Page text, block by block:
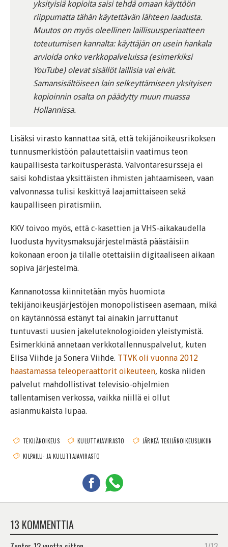
yksityisiä kopioita saisi tehdä omaan käyttöön
riippumatta tähän käytettävän lähteen laadusta.
Muutos on myös oleellinen laillisuusperiaatteen
toteutumisen kannalta: käyttäjän on usein hankala
arvioida onko verkkopalveluissa (esimerkiksi
YouTube) olevat sisällöt laillisia vai eivät.
Samansisältöiseen lain selkeyttämiseen yksityisen
kopioinnin osalta on päädytty muun muassa
Hollannissa.
Lisäksi virasto kannattaa sitä, että tekijänoikeusrikoksen
tunnusmerkistöön palautettaisiin vaatimus teon
kaupallisesta tarkoitusperästä. Valvontaresursseja ei
saisi kohdistaa yksittäisten ihmisten jahtaamiseen, vaan
valvonnassa tulisi keskittyä laajamittaiseen sekä
kaupalliseen piratismiin.
KKV toivoo myös, että c-kasettien ja VHS-aikakaudella
luodusta hyvitysmaksujärjestelmästä päästäisiin
kokonaan eroon ja tilalle otettaisiin digitaaliseen aikaan
sopiva järjestelmä.
Kannanotossa kiinnitetään myös huomiota
tekijänoikeusjärjestöjen monopolistiseen asemaan, mikä
on käytännössä estänyt tai ainakin jarruttanut
tuntuvasti uusien jakeluteknologioiden yleistymistä.
Esimerkkinä annetaan verkkotallennuspalvelut, kuten
Elisa Viihde ja Sonera Viihde. TTVK oli vuonna 2012
haastamassa teleoperaattorit oikeuteen, koska niiden
palvelut mahdollistivat televisio-ohjelmien
tallentamisen verkossa, vaikka niillä ei ollut
asianmukaista lupaa.
TEKIJÄNOIKEUS KULUTTAJAVIRASTO
JÄRKEÄ TEKIJÄNOIKEUSLAKIIN
KILPAILU- JA KULUTTAJAVIRASTO
13 KOMMENTTIA